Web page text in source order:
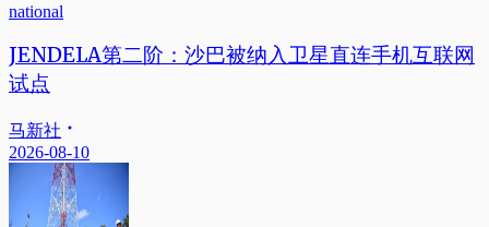
national
JENDELA第二阶：沙巴被纳入卫星直连手机互联网
试点
马新社
2026-08-10